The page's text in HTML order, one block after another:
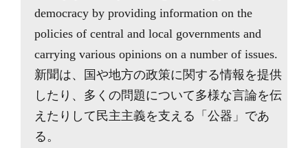
democracy by providing information on the
policies of central and local governments and
carrying various opinions on a number of issues.
新聞は、国や地方の政策に関する情報を提供
したり、多くの問題について多様な言論を伝
えたりして民主主義を支える「公器」であ
る。